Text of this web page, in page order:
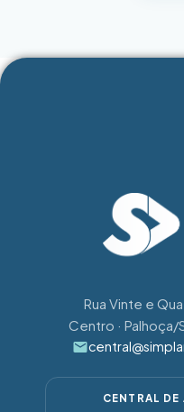
Rua Vinte e
Centro · Palhoça/
CENTRAL DE